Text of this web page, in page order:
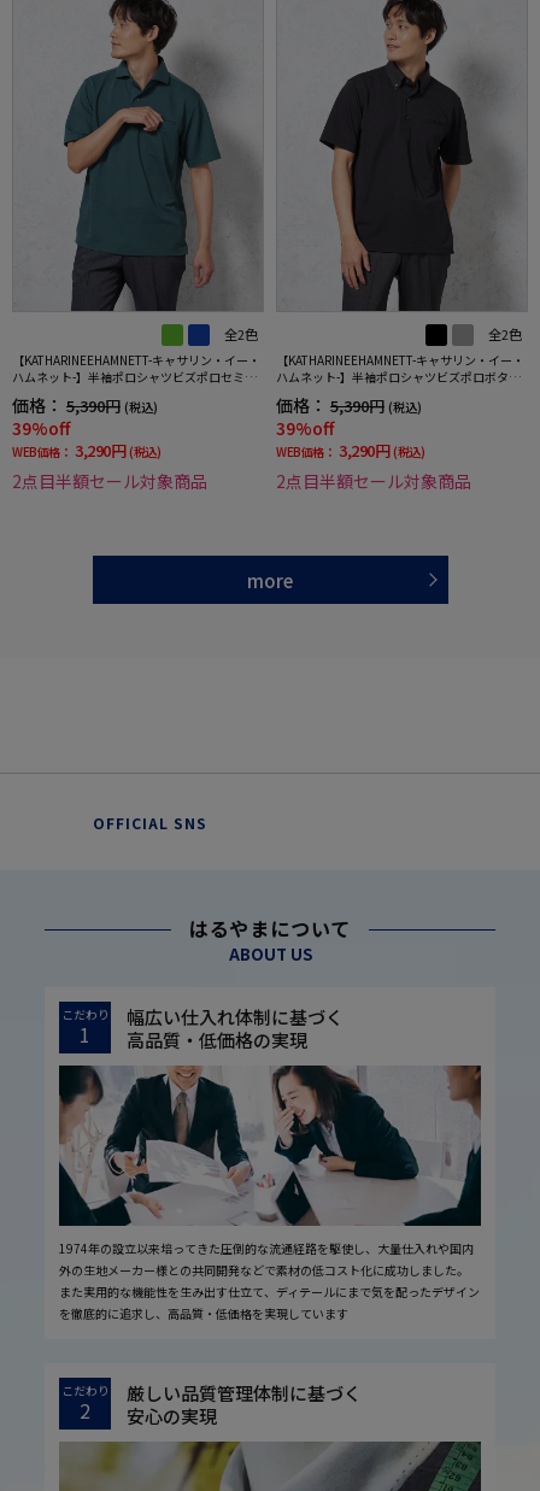
全2色
【KATHARINEEHAMNETT-キャサリン・イー・
ハムネット-】半袖ポロシャツビズポロセミワ
イド無地春夏
価格： 5,390円 (税込)
39%off
WEB価格： 3,290円 (税込)
2点目半額セール対象商品
全2色
【KATHARINEEHAMNETT-キャサリン・イー・
ハムネット-】半袖ポロシャツビズポロボタン
ダウン無地春夏
価格： 5,390円 (税込)
39%off
WEB価格： 3,290円 (税込)
2点目半額セール対象商品
more
OFFICIAL SNS
はるやまについて
ABOUT US
こだわり
1
幅広い仕入れ体制に基づく
高品質・低価格の実現
1974年の設立以来培ってきた圧倒的な流通経路を駆使し、大量仕入れや国内
外の生地メーカー様との共同開発などで素材の低コスト化に成功しました。
また実用的な機能性を生み出す仕立て、ディテールにまで気を配ったデザイン
を徹底的に追求し、高品質・低価格を実現しています
こだわり
2
厳しい品質管理体制に基づく
安心の実現